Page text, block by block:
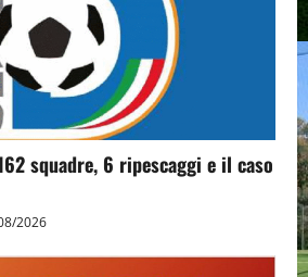
squadre, 6 ripescaggi e il caso
2026